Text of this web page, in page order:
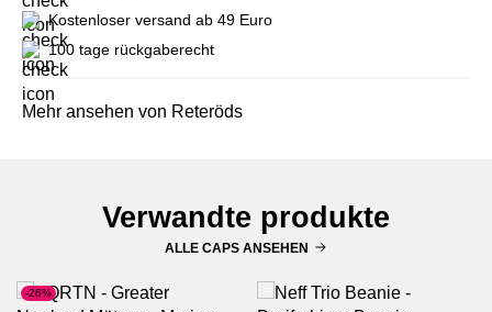
Kostenloser versand ab 49 Euro
100 tage rückgaberecht
Mehr ansehen von Reteröds
Verwandte produkte
ALLE CAPS ANSEHEN
-26%